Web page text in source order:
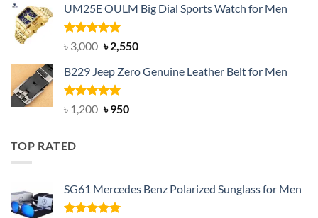
was:
৳ 1,200.
is:
UM25E OULM Big Dial Sports Watch for Men
Rated5.00
out of 5
৳3,000 Original
was:
৳ 3,000.
৳2,550Current
is:
B229 Jeep Zero Genuine Leather Belt for Men
Rated4.92
out of 5
৳1,200 Original
৳950Current
TOP RATED
SG61 Mercedes Benz Polarized Sunglass for Men